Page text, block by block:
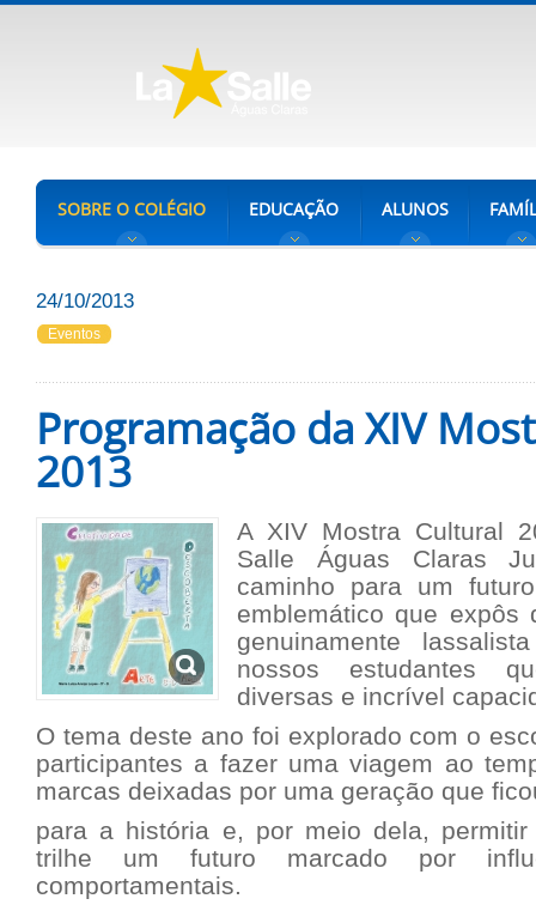
SOBRE O COLÉGIO EDUCAÇÃO ALUNOS
24/10/2013
Eventos
Programação da XIV
2013
A XIV Mostra Cultural
Salle Águas Claras
caminho para um
emblemático que expôs
genuinamente
nossos estudantes
diversas e incrível
O tema deste ano foi explorado com o
participantes a fazer uma viagem ao
marcas deixadas por uma geração que
para a história e, por meio dela,
trilhe um futuro marcado por
comportamentais.